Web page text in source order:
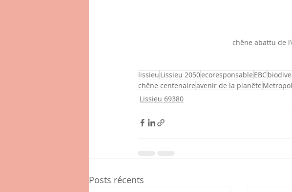
chêne abattu de
lissieu Lissieu 2050ecoresponsable EBC
chêne centenaireavenir de la planête
Lissieu 69380
Posts récents